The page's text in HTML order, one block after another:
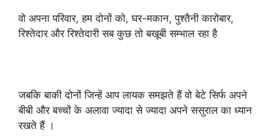
वो अपना परिवार, हम दोनों को, घर-मकान, पुश्तैनी कारोबार,
रिश्तेदार और रिश्तेदारी सब कुछ तो बखूबी सम्भाल रहा है
जबकि बाकी दोनों जिन्हें आप लायक समझते हैं वो बेटे सिर्फ अपने
बीबी और बच्चों के अलावा ज्यादा से ज्यादा अपने ससुराल का ध्यान
रखते हैं ।